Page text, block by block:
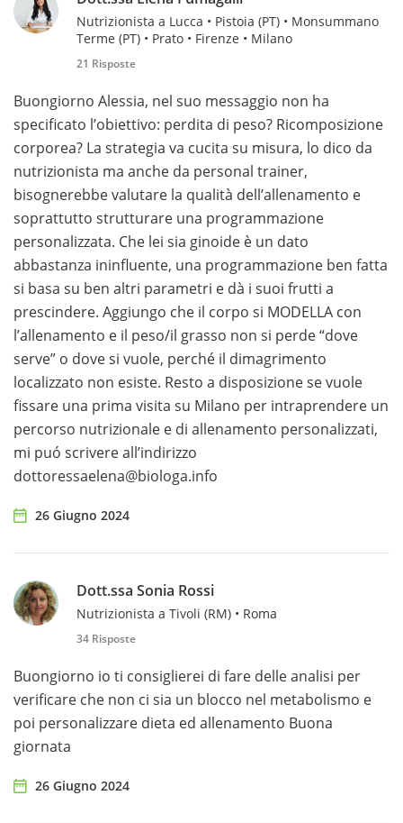
Nutrizionista a Lucca • Pistoia (PT) • Monsummano
Terme (PT) • Prato • Firenze • Milano
21 Risposte
Buongiorno Alessia, nel suo messaggio non ha
specificato l’obiettivo: perdita di peso? Ricomposizione
corporea? La strategia va cucita su misura, lo dico da
nutrizionista ma anche da personal trainer,
bisognerebbe valutare la qualità dell’allenamento e
soprattutto strutturare una programmazione
personalizzata. Che lei sia ginoide è un dato
abbastanza ininfluente, una programmazione ben fatta
si basa su ben altri parametri e dà i suoi frutti a
prescindere. Aggiungo che il corpo si MODELLA con
l’allenamento e il peso/il grasso non si perde “dove
serve” o dove si vuole, perché il dimagrimento
localizzato non esiste. Resto a disposizione se vuole
fissare una prima visita su Milano per intraprendere un
percorso nutrizionale e di allenamento personalizzati,
mi puó scrivere all’indirizzo
dottoressaelena@biologa.info
26 Giugno 2024
Dott.ssa Sonia Rossi
Nutrizionista a Tivoli (RM) • Roma
34 Risposte
Buongiorno io ti consiglierei di fare delle analisi per
verificare che non ci sia un blocco nel metabolismo e
poi personalizzare dieta ed allenamento Buona
giornata
26 Giugno 2024